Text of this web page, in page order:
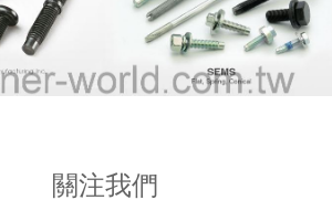
關注我們